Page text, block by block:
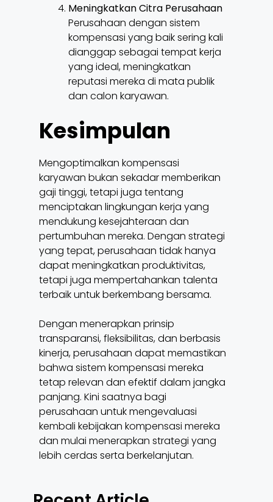
Meningkatkan Citra Perusahaan
Perusahaan dengan sistem
kompensasi yang baik sering kali
dianggap sebagai tempat kerja
yang ideal, meningkatkan
reputasi mereka di mata publik
dan calon karyawan.
Kesimpulan
Mengoptimalkan kompensasi
karyawan bukan sekadar memberikan
gaji tinggi, tetapi juga tentang
menciptakan lingkungan kerja yang
mendukung kesejahteraan dan
pertumbuhan mereka. Dengan strategi
yang tepat, perusahaan tidak hanya
dapat meningkatkan produktivitas,
tetapi juga mempertahankan talenta
terbaik untuk berkembang bersama.
Dengan menerapkan prinsip
transparansi, fleksibilitas, dan berbasis
kinerja, perusahaan dapat memastikan
bahwa sistem kompensasi mereka
tetap relevan dan efektif dalam jangka
panjang. Kini saatnya bagi
perusahaan untuk mengevaluasi
kembali kebijakan kompensasi mereka
dan mulai menerapkan strategi yang
lebih cerdas serta berkelanjutan.